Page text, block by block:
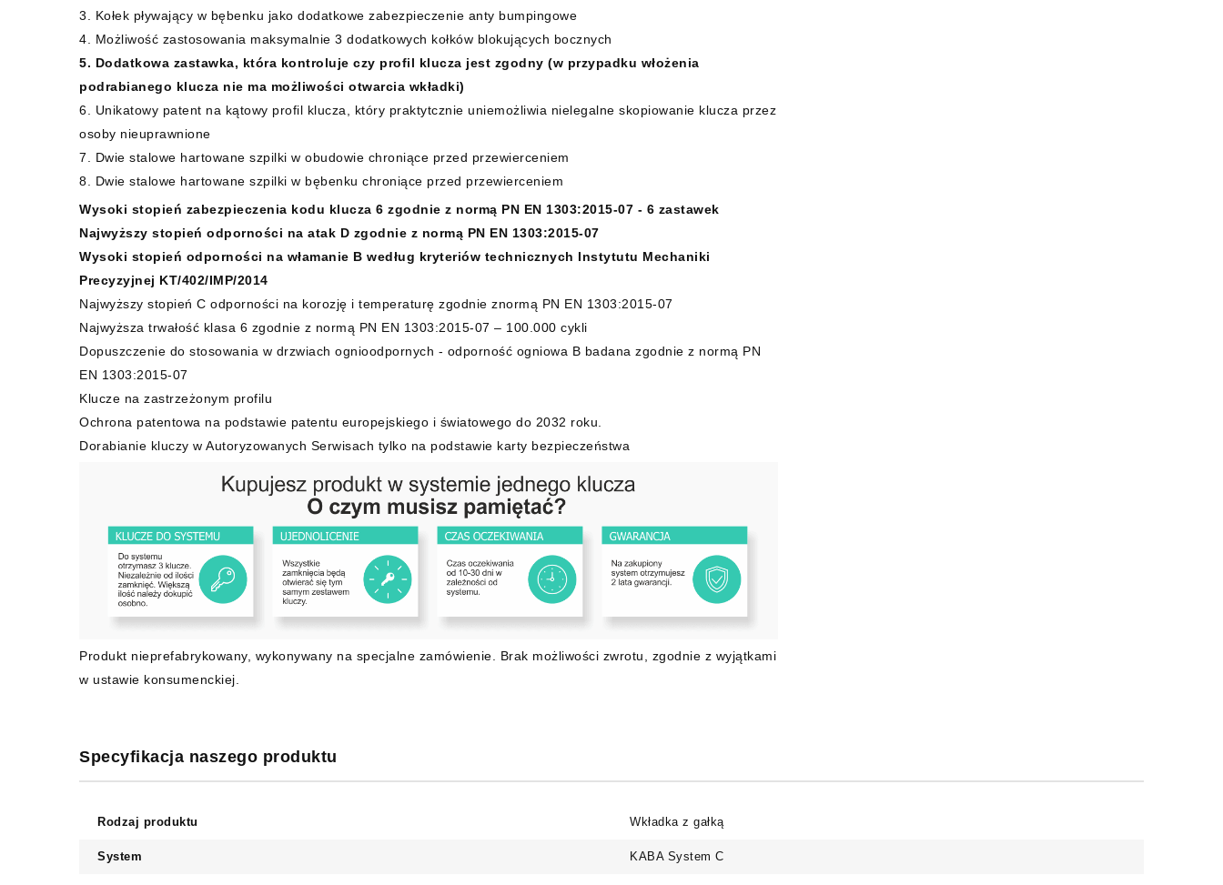
3. Kołek pływający w bębenku jako dodatkowe zabezpieczenie anty bumpingowe
4. Możliwość zastosowania maksymalnie 3 dodatkowych kołków blokujących bocznych
5. Dodatkowa zastawka, która kontroluje czy profil klucza jest zgodny (w przypadku włożenia
podrabianego klucza nie ma możliwości otwarcia wkładki)
6. Unikatowy patent na kątowy profil klucza, który praktytcznie uniemożliwia nielegalne skopiowanie klucza przez
osoby nieuprawnione
7. Dwie stalowe hartowane szpilki w obudowie chroniące przed przewierceniem
8. Dwie stalowe hartowane szpilki w bębenku chroniące przed przewierceniem
Wysoki stopień zabezpieczenia kodu klucza 6 zgodnie z normą PN EN 1303:2015-07 - 6 zastawek
Najwyższy stopień odporności na atak D zgodnie z normą PN EN 1303:2015-07
Wysoki stopień odporności na włamanie B według kryteriów technicznych Instytutu Mechaniki
Precyzyjnej KT/402/IMP/2014
Najwyższy stopień C odporności na korozję i temperaturę zgodnie znormą PN EN 1303:2015-07
Najwyższa trwałość klasa 6 zgodnie z normą PN EN 1303:2015-07 – 100.000 cykli
Dopuszczenie do stosowania w drzwiach ognioodpornych - odporność ogniowa B badana zgodnie z normą PN
EN 1303:2015-07
Klucze na zastrzeżonym profilu
Ochrona patentowa na podstawie patentu europejskiego i światowego do 2032 roku.
Dorabianie kluczy w Autoryzowanych Serwisach tylko na podstawie karty bezpieczeństwa
Produkt nieprefabrykowany, wykonywany na specjalne zamówienie. Brak możliwości zwrotu, zgodnie z wyjątkami
w ustawie konsumenckiej.
Specyfikacja naszego produktu
Rodzaj produktu Wkładka z gałką
System KABA System C